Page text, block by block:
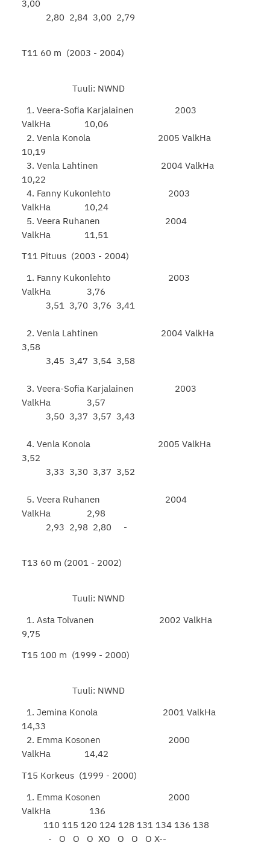
3,00
2,80 2,84 3,00 2,79
T11 60 m (2003 - 2004)
Tuuli: NWND
1. Veera-Sofia Karjalainen 2003
ValkHa 10,06
2. Venla Konola 2005 ValkHa
10,19
3. Venla Lahtinen 2004 ValkHa
10,22
4. Fanny Kukonlehto 2003
ValkHa 10,24
5. Veera Ruhanen 2004
ValkHa 11,51
T11 Pituus (2003 - 2004)
1. Fanny Kukonlehto 2003
ValkHa 3,76
3,51 3,70 3,76 3,41
2. Venla Lahtinen 2004 ValkHa
3,58
3,45 3,47 3,54 3,58
3. Veera-Sofia Karjalainen 2003
ValkHa 3,57
3,50 3,37 3,57 3,43
4. Venla Konola 2005 ValkHa
3,52
3,33 3,30 3,37 3,52
5. Veera Ruhanen 2004
ValkHa 2,98
2,93 2,98 2,80 -
T13 60 m (2001 - 2002)
Tuuli: NWND
1. Asta Tolvanen 2002 ValkHa
9,75
T15 100 m (1999 - 2000)
Tuuli: NWND
1. Jemina Konola 2001 ValkHa
14,33
2. Emma Kosonen 2000
ValkHa 14,42
T15 Korkeus (1999 - 2000)
1. Emma Kosonen 2000
ValkHa 136
110 115 120 124 128 131 134 136 138
- O O O XO O O O X--